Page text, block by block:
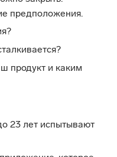
предположения.
продукт и каким
23 лет испытывают